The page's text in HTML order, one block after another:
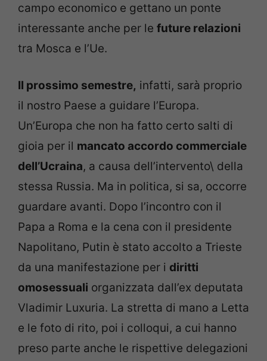
campo economico e gettano un ponte
interessante anche per le future relazioni
tra Mosca e l’Ue.
Il prossimo semestre, infatti, sarà proprio
il nostro Paese a guidare l’Europa.
Un’Europa che non ha fatto certo salti di
gioia per il mancato accordo commerciale
dell’Ucraina, a causa dell’intervento\ della
stessa Russia. Ma in politica, si sa, occorre
guardare avanti. Dopo l’incontro con il
Papa a Roma e la cena con il presidente
Napolitano, Putin è stato accolto a Trieste
da una manifestazione per i diritti
omosessuali organizzata dall’ex deputata
Vladimir Luxuria. La stretta di mano a Letta
e le foto di rito, poi i colloqui, a cui hanno
preso parte anche le rispettive delegazioni